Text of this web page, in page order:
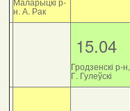
н. А. Рак
15.04
Гродзенскі р-н,
Г. Гулеўскі